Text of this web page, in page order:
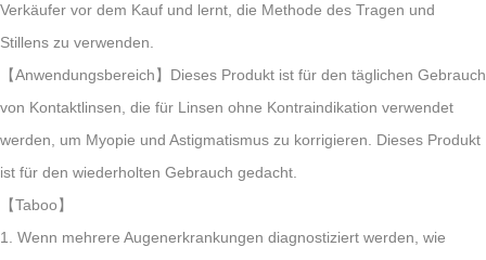
Verkäufer vor dem Kauf und lernt, die Methode des Tragen und
Stillens zu verwenden.
【Anwendungsbereich】Dieses Produkt ist für den täglichen Gebrauch
von Kontaktlinsen, die für Linsen ohne Kontraindikation verwendet
werden, um Myopie und Astigmatismus zu korrigieren. Dieses Produkt
ist für den wiederholten Gebrauch gedacht.
【Taboo】
1. Wenn mehrere Augenerkrankungen diagnostiziert werden, wie